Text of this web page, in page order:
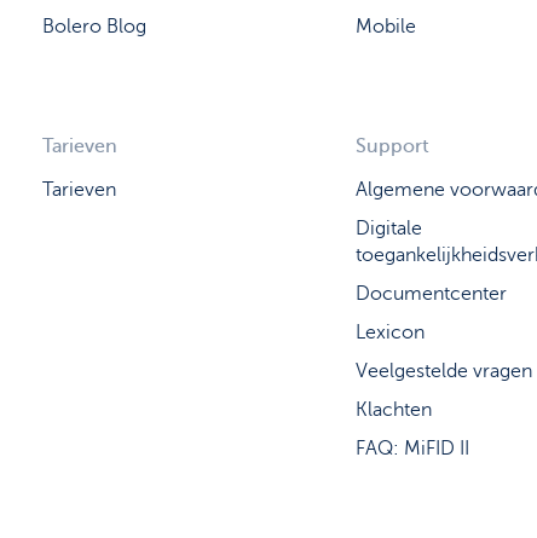
Bolero Blog
Mobile
Tarieven
Tarieven
Support
Algemene
Digitale
Documentcenter
Lexicon
Veelgestelde vragen
Klachten
FAQ: MiFID II